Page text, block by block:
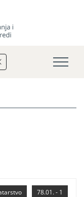
78.01. - 1